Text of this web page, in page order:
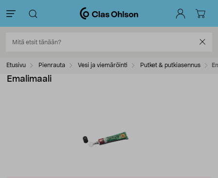
Etusivu Pienrauta Vesi ja viemäröinti Putket & putkiasennus
Emalimaali